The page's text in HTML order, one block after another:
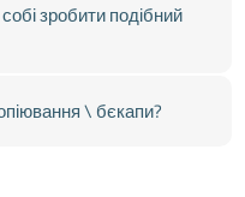
зробити подібний
\ бєкапи?